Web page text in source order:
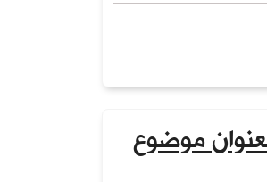
موضوع